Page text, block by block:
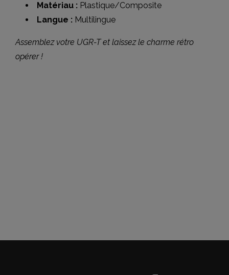
Matériau : Plastique/Composite
Langue : Multilingue
Assemblez votre UGR-T et laissez le charme rétro
opérer !